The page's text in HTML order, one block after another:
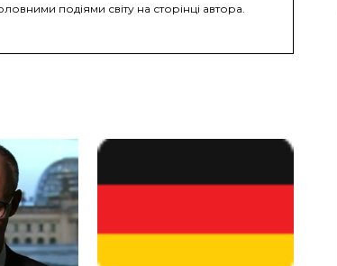
подіями світу на сторінці автора.